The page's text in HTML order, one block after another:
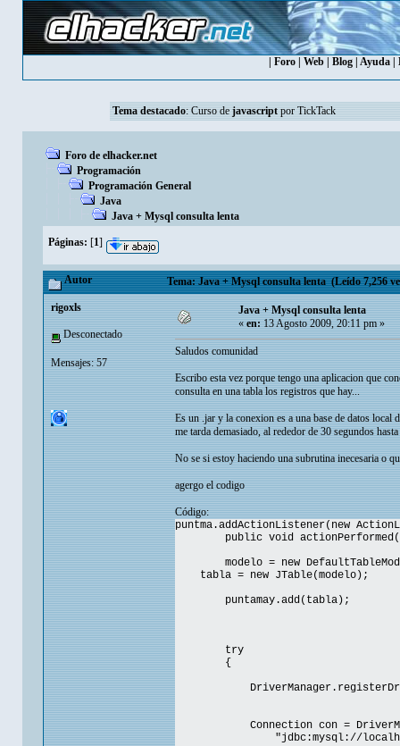
Foro Web Blog Ayuda
Tema destacado: Curso de javascriptpor TickTack
Foro de elhacker.net
Programación
Programación General
Java
Java + Mysql consulta lenta
Páginas: [1]
Autor Tema: Java + Mysql consulta lenta (Leído 7,256
rigoxls
Desconectado
Mensajes: 57
Java + Mysql consulta lenta
«en:13 Agosto 2009, 20:11 pm »
Saludos comunidad
Escribo esta vez porque tengo una aplicacion que
consulta en una tabla los registros que hay...
Es un .jar y la conexion es a una base de datos
me tarda demasiado, al rededor de 30 segundos
No se si estoy haciendo una subrutina inecesaria o
agergo el codigo
Código:
puntma.addActionListener(new
public void
modelo = new
tabla = new JTable(modelo);
puntamay.add(tabla);
try
{
Connection con =
"jdbc:mysql://localhost/